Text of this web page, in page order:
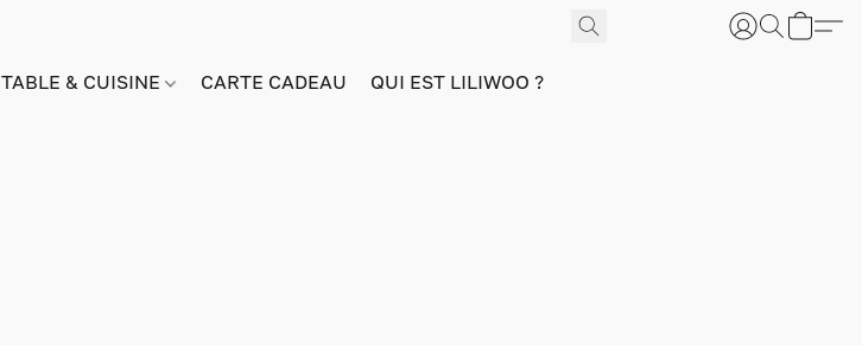
TABLE & CUISINE CARTE CADEAU QUI EST LILIWOO ?